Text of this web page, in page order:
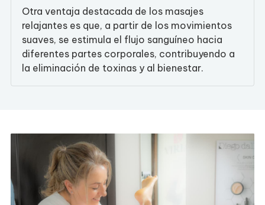
Otra ventaja destacada de los masajes
relajantes es que, a partir de los movimientos
suaves, se estimula el flujo sanguíneo hacia
diferentes partes corporales, contribuyendo a
la eliminación de toxinas y al bienestar.